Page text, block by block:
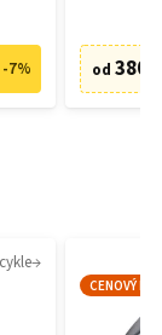
-7% od
CENOVÝ HIT